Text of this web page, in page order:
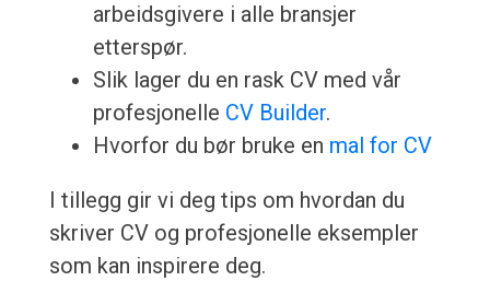
arbeidsgivere i alle bransjer
etterspør.
Slik lager du en rask CV med vår
profesjonelle CV Builder.
Hvorfor du bør bruke en mal for CV
I tillegg gir vi deg tips om hvordan du
skriver CV og profesjonelle eksempler
som kan inspirere deg.